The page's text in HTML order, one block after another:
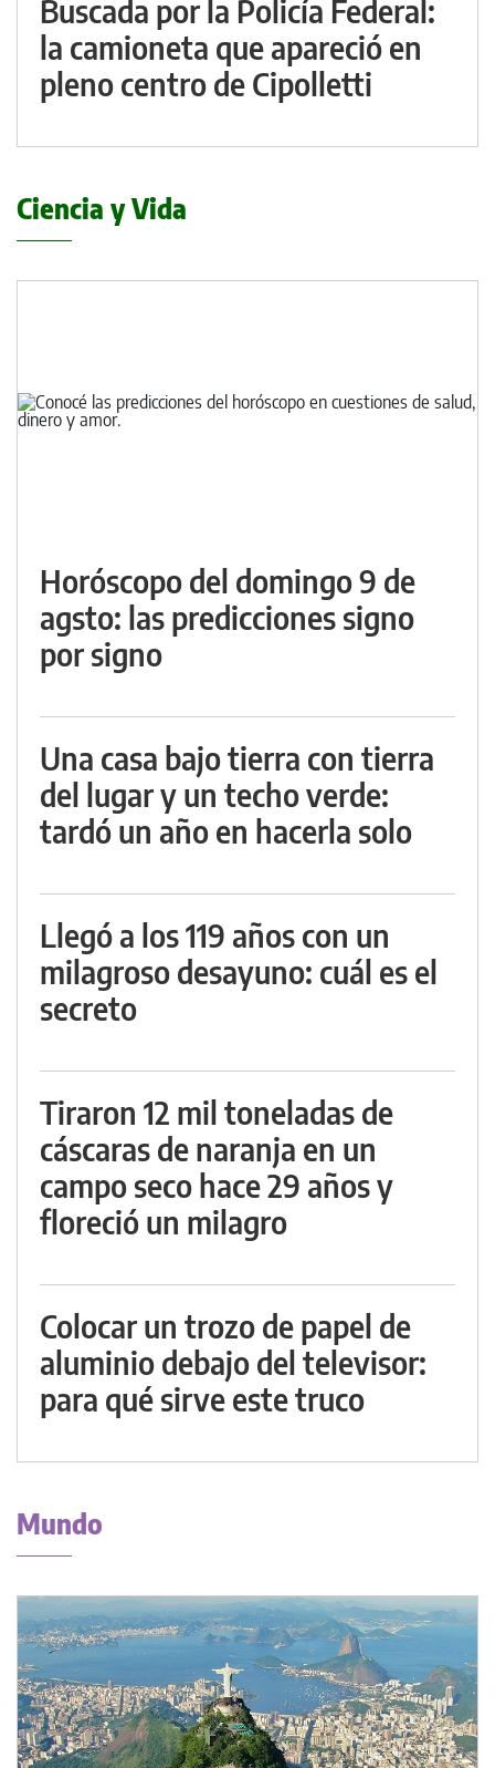
Buscada por la Policía Federal:
la camioneta que apareció en
pleno centro de Cipolletti
Ciencia y Vida
Horóscopo del domingo 9 de
agsto: las predicciones signo
por signo
Una casa bajo tierra con tierra
del lugar y un techo verde:
tardó un año en hacerla solo
Llegó a los 119 años con un
milagroso desayuno: cuál es el
secreto
Tiraron 12 mil toneladas de
cáscaras de naranja en un
campo seco hace 29 años y
floreció un milagro
Colocar un trozo de papel de
aluminio debajo del televisor:
para qué sirve este truco
Mundo